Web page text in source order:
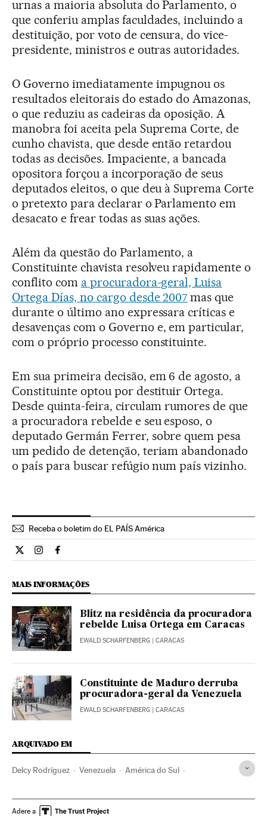
urnas a maioria absoluta do Parlamento, o
que conferiu amplas faculdades, incluindo a
destituição, por voto de censura, do vice-
presidente, ministros e outras autoridades.
O Governo imediatamente impugnou os
resultados eleitorais do estado do Amazonas,
o que reduziu as cadeiras da oposição. A
manobra foi aceita pela Suprema Corte, de
cunho chavista, que desde então retardou
todas as decisões. Impaciente, a bancada
opositora forçou a incorporação de seus
deputados eleitos, o que deu à Suprema Corte
o pretexto para declarar o Parlamento em
desacato e frear todas as suas ações.
Além da questão do Parlamento, a
Constituinte chavista resolveu rapidamente o
conflito com a procuradora-geral, Luisa
Ortega Días, no cargo desde 2007 mas que
durante o último ano expressara críticas e
desavenças com o Governo e, em particular,
com o próprio processo constituinte.
Em sua primeira decisão, em 6 de agosto, a
Constituinte optou por destituir Ortega.
Desde quinta-feira, circulam rumores de que
a procuradora rebelde e seu esposo, o
deputado Germán Ferrer, sobre quem pesa
um pedido de detenção, teriam abandonado
o país para buscar refúgio num país vizinho.
Receba o boletim do EL PAÍS América
Internacional El País Brasil en Twitter
Internacional El País Brasil en Instagram
Internacional El País Brasil en Facebook
MAIS INFORMAÇÕES
Blitz na residência da procuradora
rebelde Luisa Ortega em Caracas
EWALD SCHARFENBERG | CARACAS
Constituinte de Maduro derruba
procuradora-geral da Venezuela
EWALD SCHARFENBERG | CARACAS
ARQUIVADO EM
Delcy Rodríguez Venezuela América do Sul
Adere a